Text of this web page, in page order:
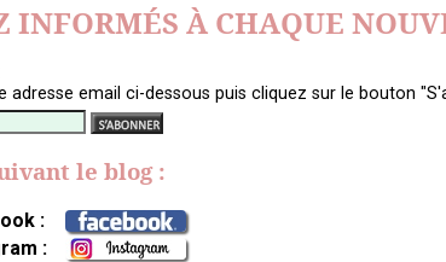
INFORMÉS À CHAQUE
adresse email ci-dessous puis cliquez sur le bouton
le blog :
:
: